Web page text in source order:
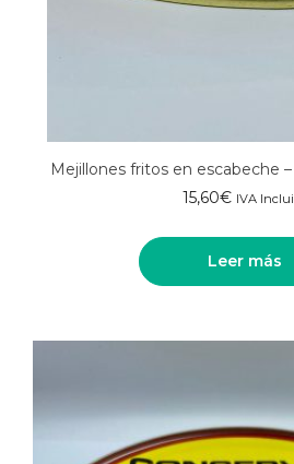
Mejillones fritos en escabeche
15,60€ IVA
Leer más